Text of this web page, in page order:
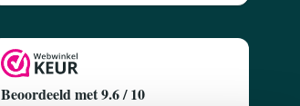
Beoordeeld met 9.6 / 10